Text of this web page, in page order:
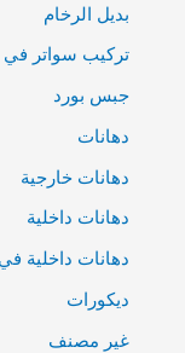
بديل الرخام
تركيب سواتر
جبس بورد
دهانات
دهانات خارجية
دهانات داخلية
دهانات داخلية
ديكورات
غير مصنف